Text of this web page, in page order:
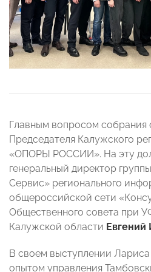
Главным вопросом собрания
Председателя Калужского
«ОПОРЫ РОССИИ». На эту
генеральный директор
Сервис» регионального
общероссийской сети
Общественного совета при
Калужской области Евгений
В своем выступлении
опытом управления